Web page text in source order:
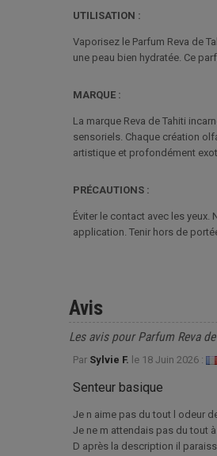
UTILISATION :
Vaporisez le Parfum Reva de
une peau bien hydratée. Ce
MARQUE :
La marque Reva de Tahiti
sensoriels. Chaque création
artistique et profondément
PRÉCAUTIONS :
Éviter le contact avec les yeux.
application. Tenir hors de
Avis
Les avis pour Parfum Reva
Par Sylvie F. le 18 Juin 2026 :
Senteur basique
Je n aime pas du tout l odeur
Je ne m attendais pas du tout à
D après la description il